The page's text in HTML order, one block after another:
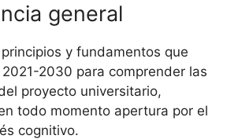
general
y fundamentos que
2030 para comprender las
proyecto universitario,
todo momento apertura por el
cognitivo.